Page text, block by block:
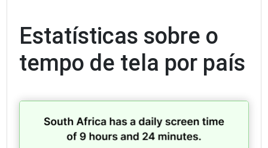
Estatísticas sobre o
tempo de tela por país